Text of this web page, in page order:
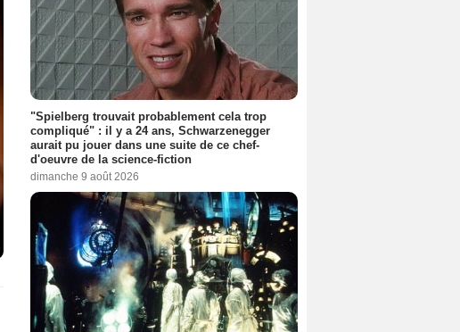
"Spielberg trouvait probablement cela trop
compliqué" : il y a 24 ans, Schwarzenegger
aurait pu jouer dans une suite de ce chef-
d'oeuvre de la science-fiction
dimanche 9 août 2026